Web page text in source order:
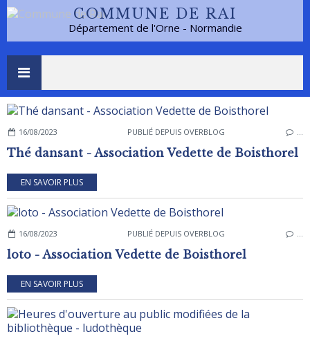
COMMUNE DE RAI
Département de l'Orne - Normandie
16/08/2023 PUBLIÉ DEPUIS OVERBLOG …
Thé dansant - Association Vedette de Boisthorel
EN SAVOIR PLUS
16/08/2023 PUBLIÉ DEPUIS OVERBLOG …
loto - Association Vedette de Boisthorel
EN SAVOIR PLUS